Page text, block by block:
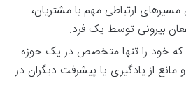
مسیرهای ارتباطی مهم با مشتریان،
بیرونی توسط یک فرد.
که خود را تنها متخصص در یک حوزه
از یادگیری یا پیشرفت دیگران در